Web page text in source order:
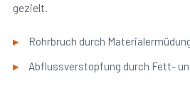
gezielt.
Rohrbruch durch
Abflussverstopfung durch Fett-